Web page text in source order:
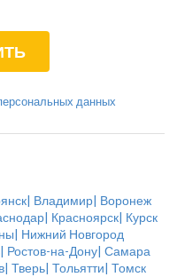
данных
| Владимир| Воронеж
| Красноярск| Курск
| Нижний Новгород
| Ростов-на-Дону| Самара
| Тверь| Тольятти| Томск